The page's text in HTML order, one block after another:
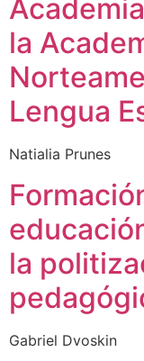
la
Lengua
Natialia Prunes
la
Gabriel Dvoskin